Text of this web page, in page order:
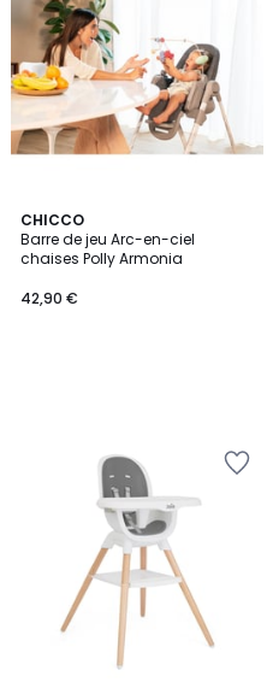
CHICCO
Barre de jeu Arc-en-ciel
chaises Polly Armonia
42,90 €